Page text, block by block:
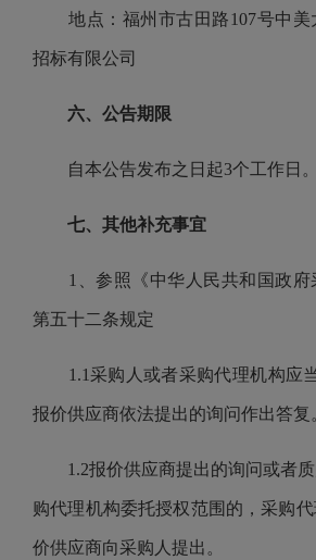
地点：福州市古田路107号中美
招标有限公司
六、公告期限
自本公告发布之日起3个工作日。
七、其他补充事宜
1、参照《中华人民共和国政府
第五十二条规定
1.1采购人或者采购代理机构应
报价供应商依法提出的询问作出答复
1.2报价供应商提出的询问或者质
购代理机构委托授权范围的，采购
价供应商向采购人提出。